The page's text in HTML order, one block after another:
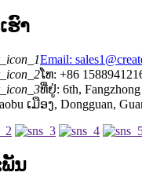
ຮົາ
Email:
ໂທ: +86
ທີ່ຢູ່: 6th,
ເມືອງ, Dongguan,
ນ